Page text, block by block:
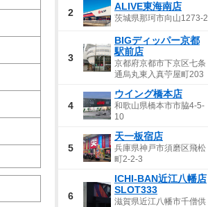
2
ALIVE東海南店
茨城県那珂市向山1273-2
3
BIGディッパー京都
駅前店
京都府京都市下京区七条
通烏丸東入真苧屋町203
4
ウイング橋本店
和歌山県橋本市市脇4-5-
10
5
天一板宿店
兵庫県神戸市須磨区飛松
町2-2-3
6
ICHI-BAN近江八幡店
SLOT333
滋賀県近江八幡市千僧供